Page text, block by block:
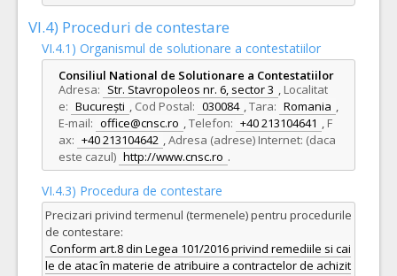
VI.4) Proceduri de contestare
VI.4.1) Organismul de solutionare a contestatiilor
Consiliul National de Solutionare a Contestatiilor
Adresa: Str. Stavropoleos nr. 6, sector 3 , Localitat
e: București , Cod Postal: 030084 ,Tara: Romania ,
E-mail: office@cnsc.ro ,Telefon: +40 213104641 , F
ax: +40 213104642 ,Adresa (adrese) Internet: (daca
este cazul) http://www.cnsc.ro .
VI.4.3) Procedura de contestare
Precizari privind termenul (termenele) pentru procedurile
de contestare:
Conform art.8 din Legea 101/2016 privind remediile si cai
le de atac în materie de atribuire a contractelor de achizit